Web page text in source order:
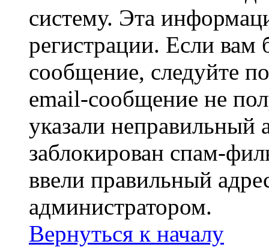
систему. Эта
регистрации. Если
сообщение, следуйте
email-сообщение не
указали неправильный
заблокирован спам-
ввели правильный
администратором.
Вернуться к началу